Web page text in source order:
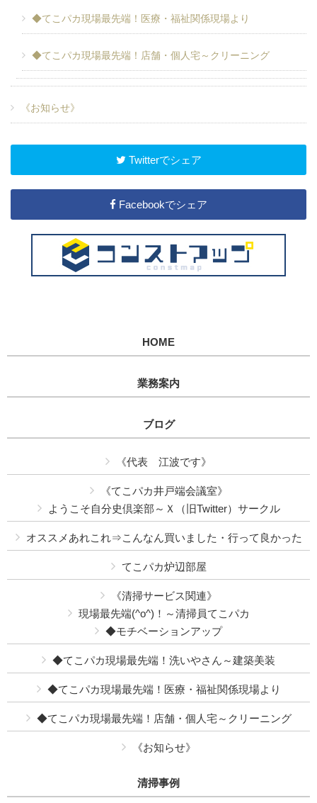
◆てこパカ現場最先端！医療・福祉関係現場より
◆てこパカ現場最先端！店舗・個人宅～クリーニング
《お知らせ》
Twitterでシェア
Facebookでシェア
HOME
業務案内
ブログ
《代表 江波です》
《てこパカ井戸端会議室》
ようこそ自分史倶楽部～Ｘ（旧Twitter）サークル
オススメあれこれ⇒こんなん買いました・行って良かった
てこパカ炉辺部屋
《清掃サービス関連》
現場最先端(^o^)！～清掃員てこパカ
◆モチベーションアップ
◆てこパカ現場最先端！洗いやさん～建築美装
◆てこパカ現場最先端！医療・福祉関係現場より
◆てこパカ現場最先端！店舗・個人宅～クリーニング
《お知らせ》
清掃事例